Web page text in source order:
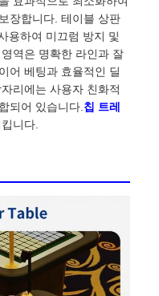
장합니다. 테이블 상판
용하여 미끄럼 방지 및
역은 명확한 라인과 잘
어 베팅과 효율적인 딜
리에는 사용자 친화적
되어 있습니다. 칩 트레
니다.